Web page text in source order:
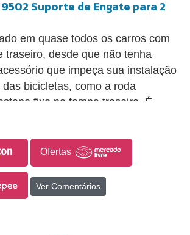
Suporte de Engate para 2
em quase todos os carros com
traseiro, desde que não tenha
que impeça sua instalação
bicicletas, como a roda
fixo na tampa traseira. É
reboque instalado no carro
INMETRO e ter capacidade de
ao peso somado do suporte
que serão transportadas Caso as
traseiras ou a placa do carro
Ofertas
Ver Comentários